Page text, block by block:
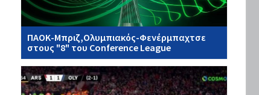
ΠΑΟΚ-Μπριζ,Ολυμπιακός-Φενέρμπαχτσε
στους "8" του Conference League